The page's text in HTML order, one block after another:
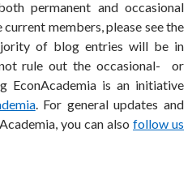
permanent and occasional
members, please see the
of blog entries will be in
rule out the occasional- or
EconAcademia is an initiative
. For general updates and
you can also follow us